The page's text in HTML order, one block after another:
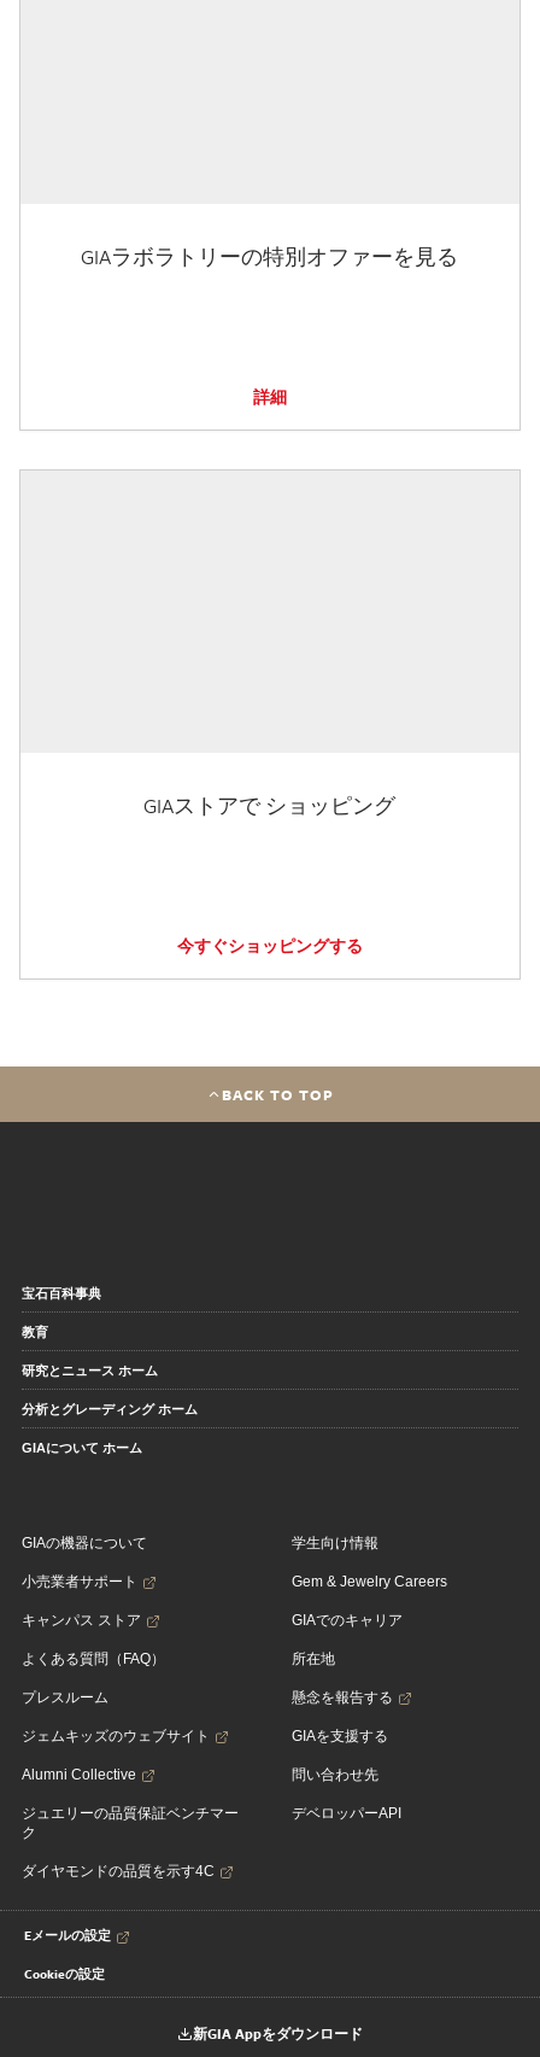
GIAラボラトリーの特別オファーを見る
詳細
GIAストアで ショッピング
今すぐショッピングする
BACK TO TOP
宝石百科事典
教育
研究とニュース ホーム
分析とグレーディング ホーム
GIAについて ホーム
GIAの機器について
小売業者サポート
キャンパス ストア
よくある質問（FAQ）
プレスルーム
ジェムキッズのウェブサイト
Alumni Collective
ジュエリーの品質保証ベンチマー
ク
ダイヤモンドの品質を示す4C
学生向け情報
Gem & Jewelry Careers
GIAでのキャリア
所在地
懸念を報告する
GIAを支援する
問い合わせ先
デベロッパーAPI
Eメールの設定
Cookieの設定
新GIA Appをダウンロード